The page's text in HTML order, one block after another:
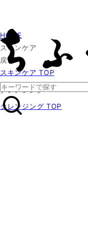
HOME
スキンケア
戻る
スキンケア TOP
クレンジング
クレンジング TOP